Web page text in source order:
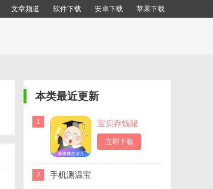
文章频道 软件下载 安卓下载 苹果下载
本类最近更新
1 宝贝存钱罐
立即下载
2 手机测温宝